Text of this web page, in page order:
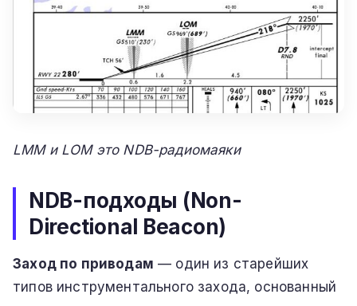
LMM и LOM это NDB-радиомаяки
NDB-подходы (Non-
Directional Beacon)
Заход по приводам — один из старейших
типов инструментального захода, основанный